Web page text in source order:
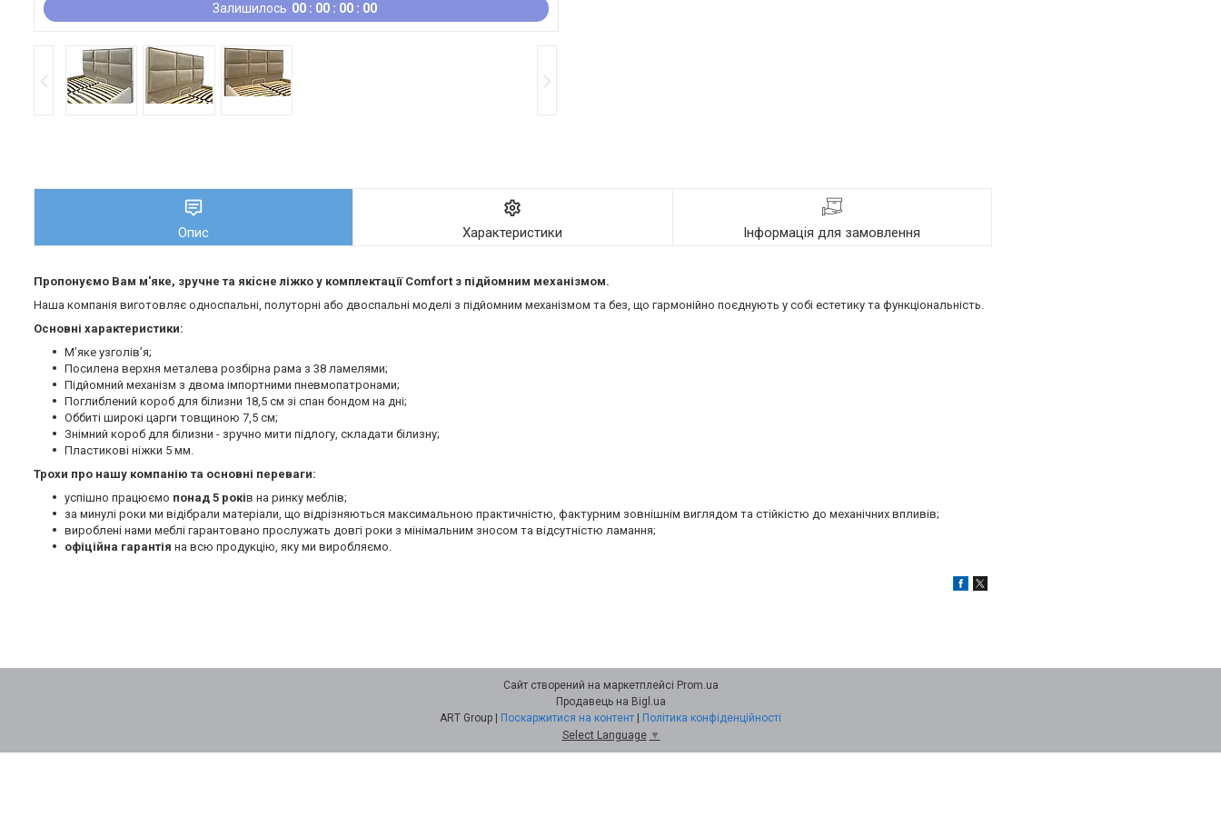
Залишилось 00 00 00 00
Опис Характеристики Інформація для замовлення
Пропонуємо Вам м'яке, зручне та якiсне ліжко у комплектації Comfort з підйомним механізмом.
Наша компанія виготовляє односпальні, полуторні або двоспальні моделі з підйомним механізмом та без, що гармонійно поєднують у собі естетику та функціональність.
Основні характеристики:
М’яке узголів’я;
Посилена верхня металева розбірна рама з 38 ламелями;
Підйомний механізм з двома імпортними пневмопатронами;
Поглиблений короб для білизни 18,5 см зі спан бондом на дні;
Оббиті широкі царги товщиною 7,5 см;
Знімний короб для білизни - зручно мити підлогу, складати білизну;
Пластикові ніжки 5 мм.
Трохи про нашу компанію та основні переваги:
успішно працюємо понад 5 років на ринку меблів;
за минулі роки ми відібрали матеріали, що відрізняються максимальною практичністю, фактурним зовнішнім виглядом та стійкістю до механічних впливів;
вироблені нами меблі гарантовано прослужать довгі роки з мінімальним зносом та відсутністю ламання;
офіційна гарантія на всю продукцію, яку ми виробляємо.
Сайт створений на маркетплейсі Prom.ua
Продавець на Bigl.ua
Поскаржитися на контент
Політика конфіденційності
Select Language ▼